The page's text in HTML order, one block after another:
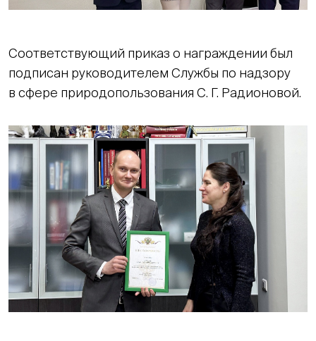
Соответствующий приказ о награждении был
подписан руководителем Службы по надзору
в сфере природопользования С. Г. Радионовой.